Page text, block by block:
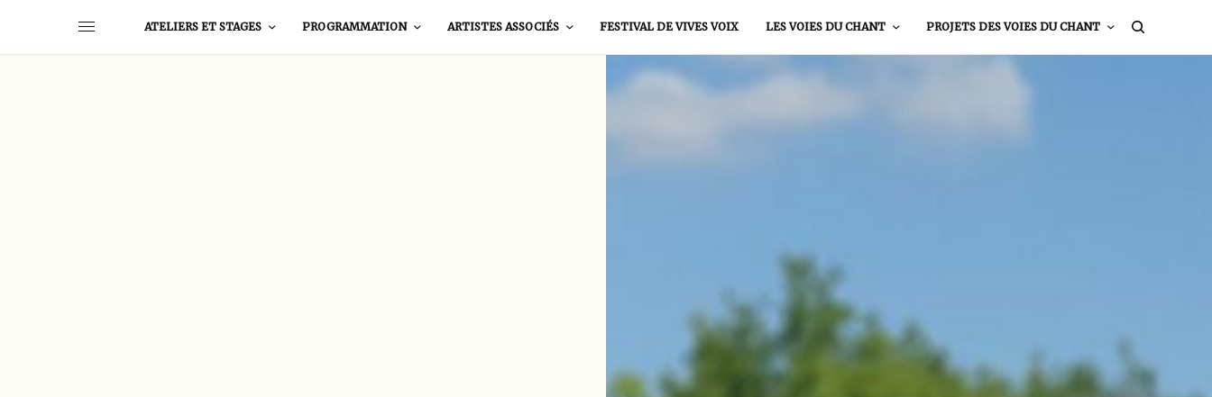
ATELIERS ET STAGES PROGRAMMATION ARTISTES ASSOCIÉS FESTIVAL DE VIVES VOIX LES VOIES DU CHANT PROJETS DES VOIES DU CHANT